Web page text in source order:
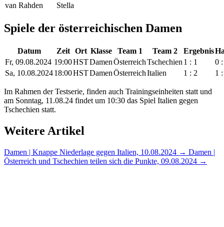
van Rahden
Stella
Spiele der österreichischen Damen
Datum Zeit Ort Klasse Team 1 Team 2 Ergebnis
Fr, 09.08.2024 19:00HSTDamenÖsterreichTschechien 1 : 1
0
Sa, 10.08.202418:00HSTDamenÖsterreichItalien 1 : 2 1
Im Rahmen der Testserie, finden auch Trainingseinheiten statt und
am Sonntag, 11.08.24 findet um 10:30 das Spiel Italien gegen
Tschechien statt.
Weitere Artikel
Damen | Knappe Niederlage gegen Italien, 10.08.2024 → Damen |
Österreich und Tschechien teilen sich die Punkte, 09.08.2024 →